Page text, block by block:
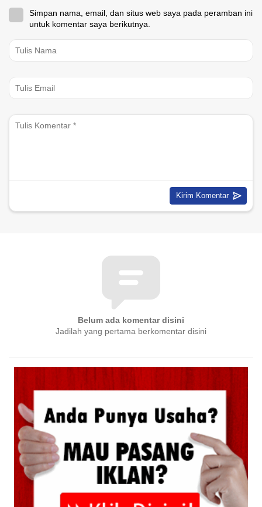
Simpan nama, email, dan situs web saya pada peramban ini
untuk komentar saya berikutnya.
Belum ada komentar disini
Jadilah yang pertama berkomentar disini